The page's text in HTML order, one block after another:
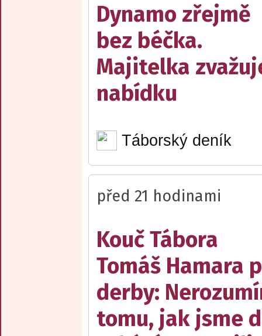
Dynamo zřejmě
bez béčka.
Majitelka
nabídku
Táborský deník
před 21 hodinami
Kouč Tábora
Tomáš Hamara
derby:
tomu, jak jsme